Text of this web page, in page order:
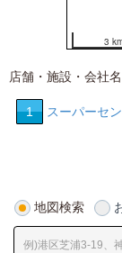
3
店舗・施設・会社
1 スーパーセ
地図検索